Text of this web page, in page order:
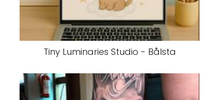
Tiny Luminaries Studio - Bålsta